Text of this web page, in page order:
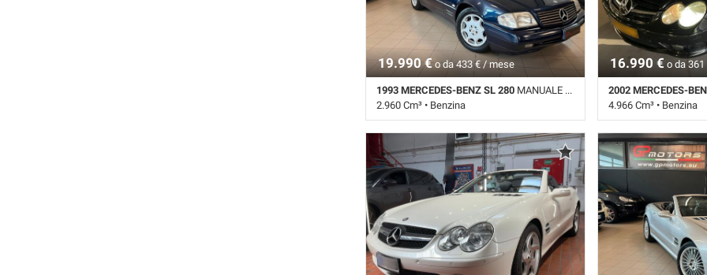
Interni in pelle • Park Distance Control •
Regolazione elettrica sedili • Sedile
posteriore sdoppiato • Servosterzo •
Navigatore satellitare • Specchietti laterali
elettrici
19.990 €o da 433 € / mese
1993 MERCEDES-BENZ SL 280 MANUALE ! CONFIGURAZIONE UNICA ! PARI AL NUOVO !
2.960 Cm³ • Benzina
119.500 Km • Cambio Manuale (5) • Blu
metallizzato • 2 Porte • ABS • Airbag • Airbag
Passeggero • Alzacristalli elettrici • Cerchi in
lega • Chiusura centralizzata • Regolazione
elettrica sedili • Servosterzo • Specchietti
laterali elettrici
16.990 € o da
2002 MERCEDES-
4.966 Cm³ • Benzina
228.097 Km •
metallizzato • 2 Porte
laterali • Airbag
elettrici • Antifurto •
lega • Chiusura
• Controllo trazione •
Fari Xenon •
elettronico • Interni in
elettrica sedili •
satellitare •